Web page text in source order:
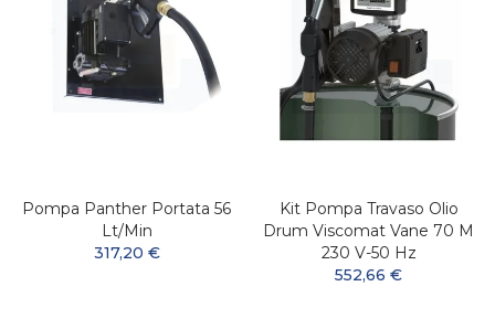
Pompa Panther Portata 56
Lt/min
317,20 €
Kit Pompa Travaso Olio
Drum Viscomat Vane 70 M
230 V-50 Hz
552,66 €